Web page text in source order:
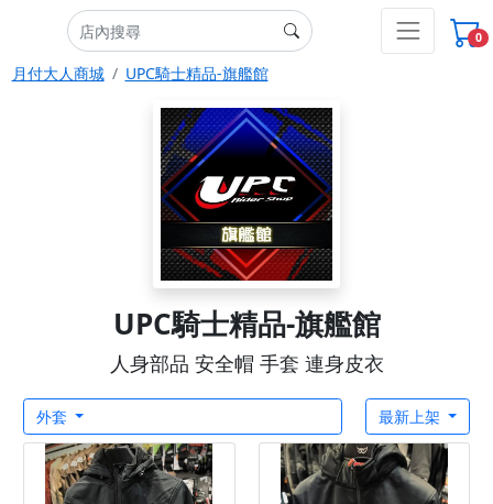
0
月付大人商城 UPC騎士精品-旗艦館
UPC騎士精品-旗艦館
人身部品 安全帽 手套 連身皮衣
外套 最新上架